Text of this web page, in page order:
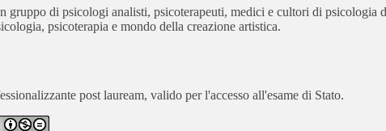
di psicologi analisti, psicoterapeuti, medici e cultori di psicologia
psicoterapia e mondo della creazione artistica.
post lauream, valido per l'accesso all'esame di Stato.